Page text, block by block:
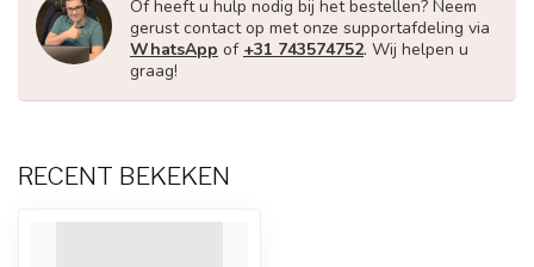
Of heeft u hulp nodig bij het bestellen? Neem
gerust contact op met onze supportafdeling via
WhatsApp of +31 743574752. Wij helpen u
graag!
RECENT BEKEKEN